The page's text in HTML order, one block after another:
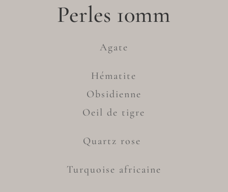
Perles 10mm
Agate
Hématite
Obsidienne
Oeil de tigre
Quartz rose
Turquoise africaine